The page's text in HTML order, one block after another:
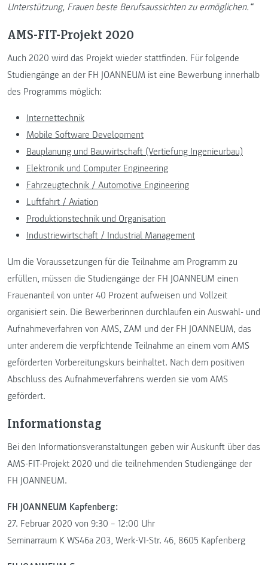
Unterstützung, Frauen beste Berufsaussichten zu ermöglichen.“
AMS-FIT-Projekt 2020
Auch 2020 wird das Projekt wieder stattfinden. Für folgende
Studiengänge an der FH JOANNEUM ist eine Bewerbung innerhalb
des Programms möglich:
Internettechnik
Mobile Software Development
Bauplanung und Bauwirtschaft (Vertiefung Ingenieurbau)
Elektronik und Computer Engineering
Fahrzeugtechnik / Automotive Engineering
Luftfahrt / Aviation
Produktionstechnik und Organisation
Industriewirtschaft / Industrial Management
Um die Voraussetzungen für die Teilnahme am Programm zu
erfüllen, müssen die Studiengänge der FH JOANNEUM einen
Frauenanteil von unter 40 Prozent aufweisen und Vollzeit
organisiert sein. Die Bewerberinnen durchlaufen ein Auswahl- und
Aufnahmeverfahren von AMS, ZAM und der FH JOANNEUM, das
unter anderem die verpflichtende Teilnahme an einem vom AMS
geförderten Vorbereitungskurs beinhaltet. Nach dem positiven
Abschluss des Aufnahmeverfahrens werden sie vom AMS
gefördert.
Informationstag
Bei den Informationsveranstaltungen geben wir Auskunft über das
AMS-FIT-Projekt 2020 und die teilnehmenden Studiengänge der
FH JOANNEUM.
FH JOANNEUM Kapfenberg:
27. Februar 2020 von 9:30 – 12:00 Uhr
Seminarraum K WS46a 203, Werk-VI-Str. 46, 8605 Kapfenberg